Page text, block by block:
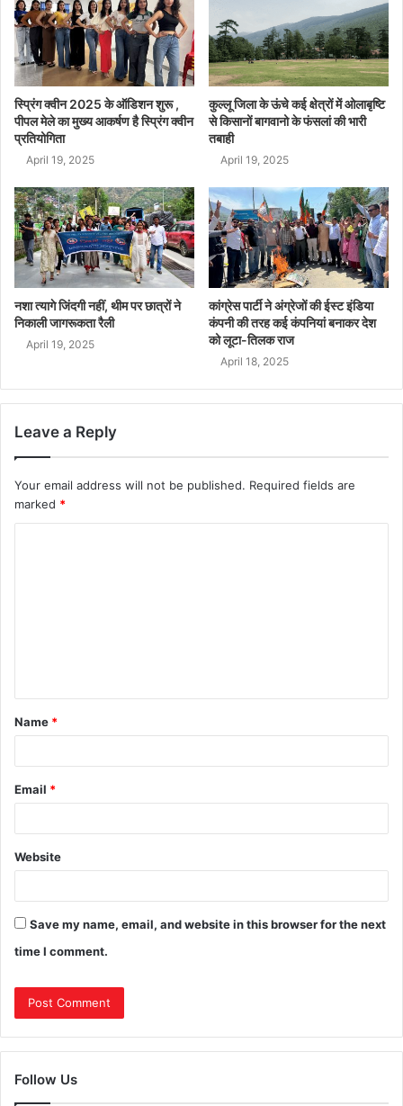
स्प्रिंग क्वीन 2025 के ऑडिशन शुरू ,
पीपल मेले का मुख्य आकर्षण है स्प्रिंग क्वीन
प्रतियोगिता
April 19, 2025
कुल्लू जिला के ऊंचे कई क्षेत्रों में ओलाबृष्टि
से किसानों बागवानो के फंसलां की भारी
तबाही
April 19, 2025
नशा त्यागे जिंदगी नहीं, थीम पर छात्रों ने
निकाली जागरूकता रैली
April 19, 2025
कांग्रेस पार्टी ने अंग्रेजों की ईस्ट इंडिया
कंपनी की तरह कई कंपनियां बनाकर देश
को लूटा-तिलक राज
April 18, 2025
Leave a Reply
Your email address will not be published. Required fields are
marked *
Name *
Email *
Website
Save my name, email, and website in this browser for the next
time I comment.
Follow Us